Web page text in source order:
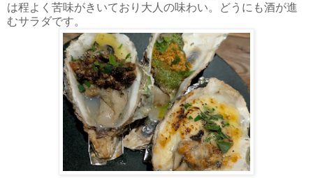
は程よく苦味がきいており大人の味わい。どうにも酒が進
むサラダです。